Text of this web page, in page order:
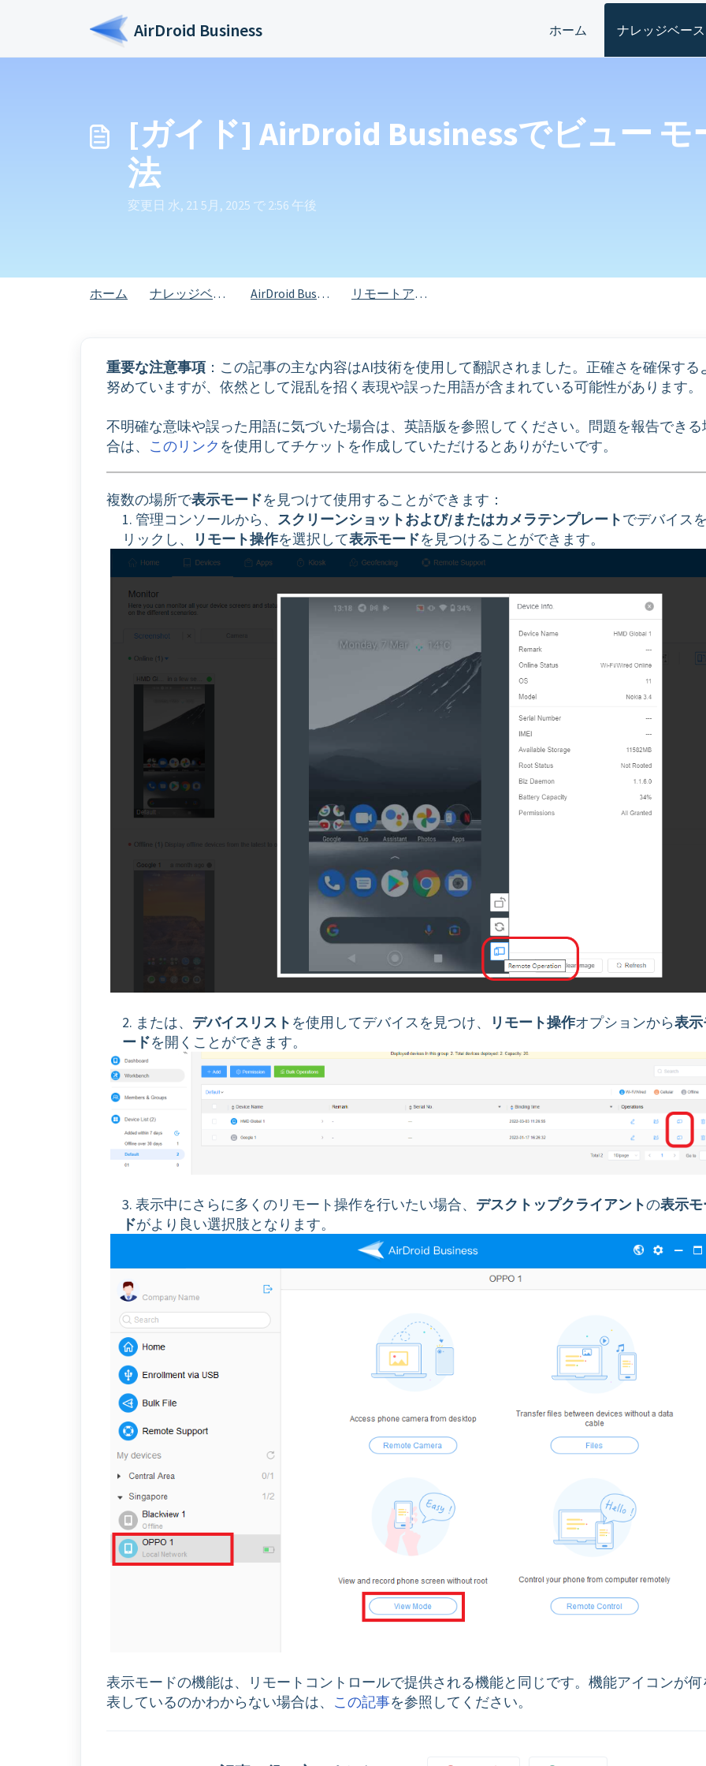
AirDroid Business ホーム ナレッジベース
[ガイド] AirDroid Businessでビュー
法
変更日 水, 21 5月, 2025 で 2:56 午後
ホーム ナレッジベース AirDroid Business リモートアクセス
重要な注意事項 ：この記事の主な内容はAI技術を使用して翻訳されました。正確さを確保する
努めていますが、依然として混乱を招く表現や誤った用語が含まれている可能性があります。
不明確な意味や誤った用語に気づいた場合は、英語版を参照してください。問題を報告できる
合は、 このリンク を使用してチケットを作成していただけるとありがたいです。
複数の場所で表示モードを見つけて使用することができます：
1. 管理コンソールから、 スクリーンショットおよび/またはカメラテンプレートでデバイス
リックし、
リモート操作を選択して表示モードを見つけることができます。
2. または、 デバイスリスト を使用してデバイスを見つけ、 リモート操作オプションから表
ードを開くことができます。
3. 表示中にさらに多くのリモート操作を行いたい場合、 デスクトップクライアントの表示
ドがより良い選択肢となります。
表示モードの機能は、リモートコントロールで提供される機能と同じです。機能アイコンが何
表しているのかわからない場合は、 この記事を参照してください。